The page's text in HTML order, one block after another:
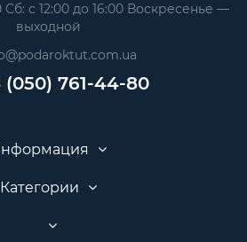
Сб: с 12:00 до 16:00 Воскресенье —
выходной
(050) 761-44-80
Категории